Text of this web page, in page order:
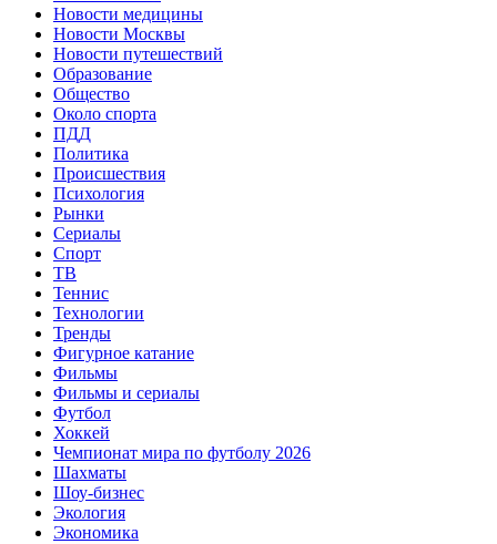
Новости медицины
Новости Москвы
Новости путешествий
Образование
Общество
Около спорта
ПДД
Политика
Происшествия
Психология
Рынки
Сериалы
Спорт
ТВ
Теннис
Технологии
Тренды
Фигурное катание
Фильмы
Фильмы и сериалы
Футбол
Хоккей
Чемпионат мира по футболу 2026
Шахматы
Шоу-бизнес
Экология
Экономика